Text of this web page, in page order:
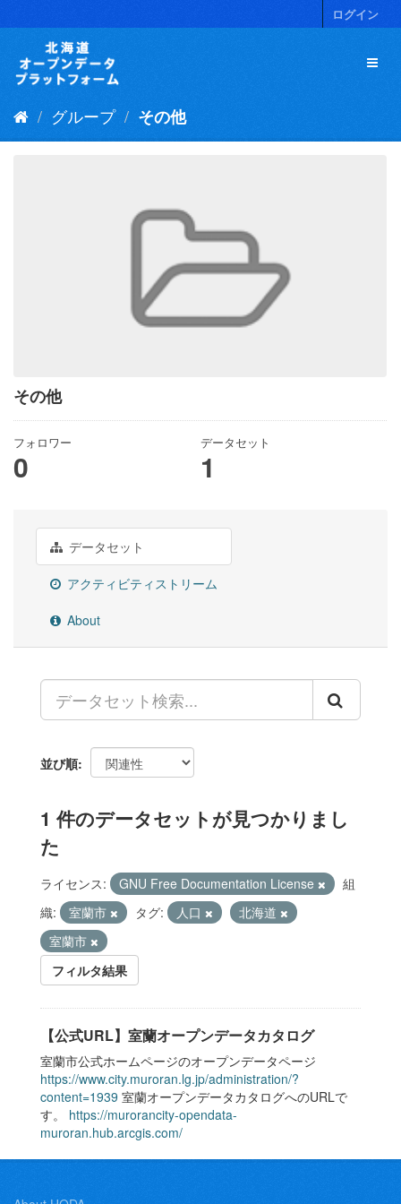
キ
ログイン
グループ その他
その他
フォロワー
0
データセット
1
データセット
アクティビティストリーム
About
並び順
1 件のデータセットが見つかりまし
た
ライセンス: GNU Free Documentation License
組
織:
室蘭市 タグ: 人口
北海道
室蘭市
フィルタ結果
【公式URL】室蘭オープンデータカタログ
室蘭市公式ホームページのオープンデータページ
https://www.city.muroran.lg.jp/administration/?
content=1939 室蘭オープンデータカタログへのURLで
す。 https://murorancity-opendata-
muroran.hub.arcgis.com/